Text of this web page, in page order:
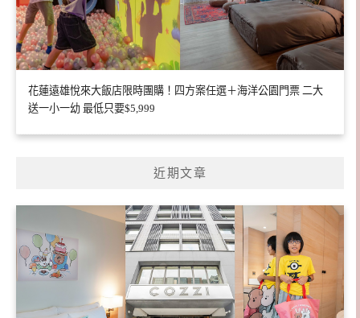
花蓮遠雄悅來大飯店限時團購！四方案任選＋海洋公園門票 二大
送一小一幼 最低只要$5,999
近期文章